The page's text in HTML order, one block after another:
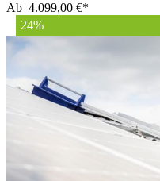
Ab 4.099,00 €*
24%